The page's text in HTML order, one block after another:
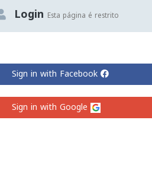
Login Esta página é restrito
Sign in with Facebook
Sign in with Google